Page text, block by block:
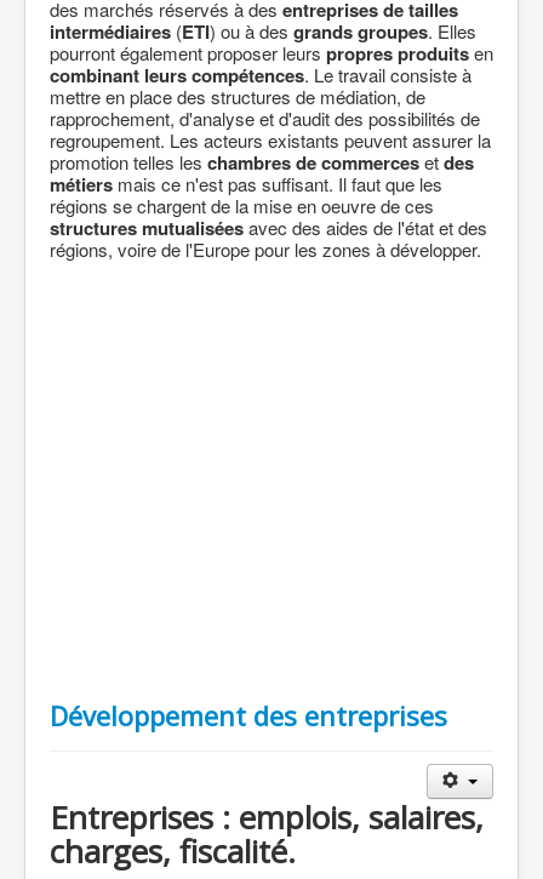
des marchés réservés à des entreprises de tailles
intermédiaires (ETI) ou à des grands groupes. Elles
pourront également proposer leurs propres produitsen
combinant leurs compétences. Le travail consiste à
mettre en place des structures de médiation, de
rapprochement, d'analyse et d'audit des possibilités de
regroupement. Les acteurs existants peuvent assurer la
promotion telles les chambres de commercesetdes
métiers mais ce n'est pas suffisant. Il faut que les
régions se chargent de la mise en oeuvre de ces
structures mutualiséesavec des aides de l'état et des
régions, voire de l'Europe pour les zones à développer.
Développement des entreprises
Entreprises : emplois, salaires,
charges, fiscalité.